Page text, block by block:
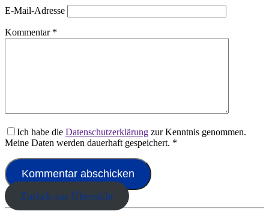
E-Mail-Adresse
Kommentar *
Ich habe die Datenschutzerklärung zur Kenntnis genommen.
Meine Daten werden dauerhaft gespeichert. *
Zurück zur Übersicht